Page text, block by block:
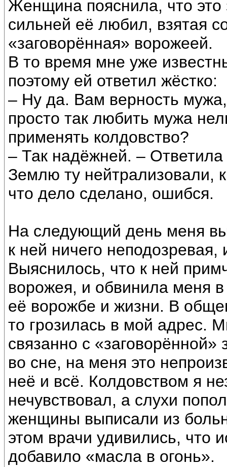
Женщина пояснила, что это
сильней её любил, взятая
«заговорённая» ворожеей.
В то время мне уже
поэтому ей ответил жёстко:
– Ну да. Вам верность
просто так любить мужа
применять колдовство?
– Так надёжней. –
Землю ту нейтрализовали,
что дело сделано, ошибся.
На следующий день меня
к ней ничего
Выяснилось, что к ней
ворожея, и обвинила меня
её ворожбе и жизни. В
то грозилась в мой адрес.
связанно с
во сне, на меня это
неё и всё. Колдовством я
нечувствовал, а слухи
женщины выписали из
этом врачи удивились, что
добавило «масла в огонь».